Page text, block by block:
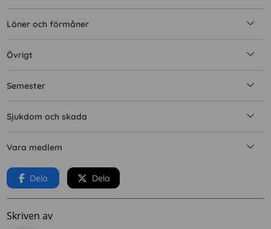
Löner och förmåner
Övrigt
Semester
Sjukdom och skada
Vara medlem
Dela Dela
Skriven av